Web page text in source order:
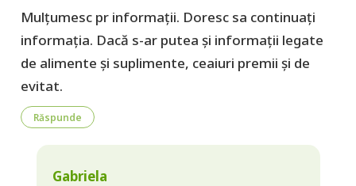
Mulțumesc pr informații. Doresc sa continuați
informația. Dacă s-ar putea și informații legate
de alimente și suplimente, ceaiuri premii și de
evitat.
Răspunde
Gabriela